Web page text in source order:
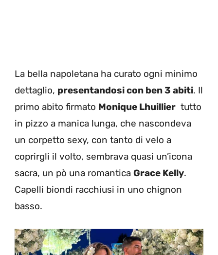
La bella napoletana ha curato ogni minimo
dettaglio, presentandosi con ben 3 abiti. Il
primo abito firmato Monique Lhuillier tutto
in pizzo a manica lunga, che nascondeva
un corpetto sexy, con tanto di velo a
coprirgli il volto, sembrava quasi un’icona
sacra, un pò una romantica Grace Kelly.
Capelli biondi racchiusi in uno chignon
basso.